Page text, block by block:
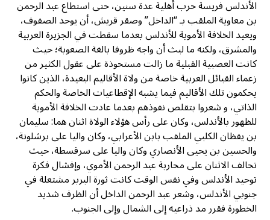
الأندلس فريسة حرب أهلية عدة سنين، حتى استطاع عبد الرحمن
بن معاوية الملقب بـ “الداخل” وصقر قريش، أن يوحد الصفوف،
ويعيد الخلافة الأموية للأندلس بعدما سقطت في الجزيرة العربية
والمشرق، ولكنه ما لبث أن واجه ظروفا بالغة الصعوبة؛ حيث
كانت العصبية القبلية ما زالت مستحوذة على عقول الكثير من
زعماء القبائل العربية خاصة من ولاة الأقاليم البعيدة، الذين كانوا
يحكمون تلك الأقاليم فيما يشبه الإقطاعيات الخاصة والحكم
الذاتي، و شعروا بتقلص نفوذهم بعدما عادت الخلافة الأموية
للظهور بالأندلس، وكان على رأس هؤلاء الولاة اثنان هما: سليمان
بن يقظان الكلبي الملقب بابن الأعرابي، وكان واليا على برشلونة،
والحسين بن يحيى الأنصاري وكان واليا على سرقسطة، حيث
تحالف الاثنان على محاربة عبد الرحمن الأموي، وإفشال فكرة
توحيد الأندلس وفي نفس الوقت كانت ثورة البربر مشتعلة في
جنوبي الأندلس، وشعر عبد الرحمن الداخل أن الظرف شديد
الخطورة فقرر مد ذراعيه إلى الشمال وإلى الجنوب.